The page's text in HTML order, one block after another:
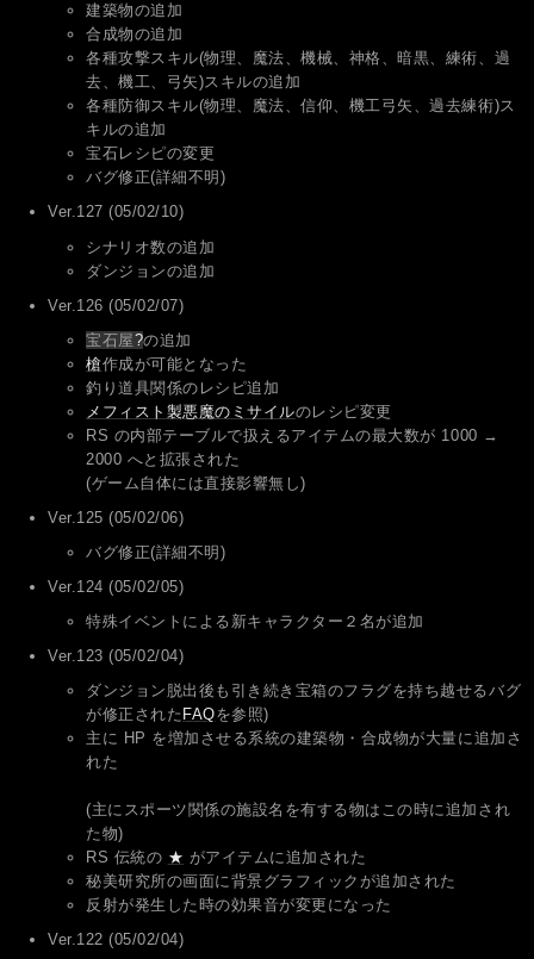
建築物の追加
合成物の追加
各種攻撃スキル(物理、魔法、機械、神格、暗黒、練術、過
去、機工、弓矢)スキルの追加
各種防御スキル(物理、魔法、信仰、機工弓矢、過去練術)ス
キルの追加
宝石レシピの変更
バグ修正(詳細不明)
Ver.127 (05/02/10)
シナリオ数の追加
ダンジョンの追加
Ver.126 (05/02/07)
宝石屋?の追加
槍作成が可能となった
釣り道具関係のレシピ追加
メフィスト製悪魔のミサイルのレシピ変更
RS の内部テーブルで扱えるアイテムの最大数が 1000 →
2000 へと拡張された
(ゲーム自体には直接影響無し)
Ver.125 (05/02/06)
バグ修正(詳細不明)
Ver.124 (05/02/05)
特殊イベントによる新キャラクター２名が追加
Ver.123 (05/02/04)
ダンジョン脱出後も引き続き宝箱のフラグを持ち越せるバグ
が修正された FAQを参照)
主に HP を増加させる系統の建築物・合成物が大量に追加さ
れた
(主にスポーツ関係の施設名を有する物はこの時に追加され
た物)
RS 伝統の ★ がアイテムに追加された
秘美研究所の画面に背景グラフィックが追加された
反射が発生した時の効果音が変更になった
Ver.122 (05/02/04)